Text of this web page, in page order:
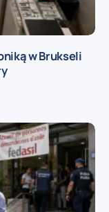
w Brukseli